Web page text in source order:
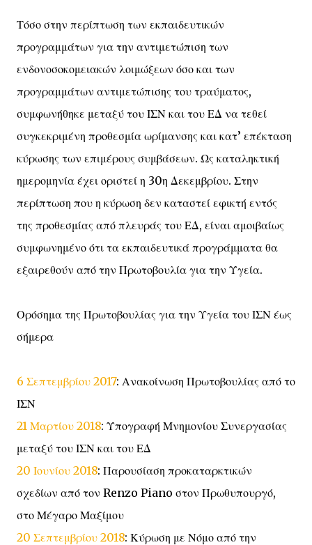
Τόσο στην περίπτωση των εκπαιδευτικών
προγραμμάτων για την αντιμετώπιση των
ενδονοσοκομειακών λοιμώξεων όσο και των
προγραμμάτων αντιμετώπισης του τραύματος,
συμφωνήθηκε μεταξύ του ΙΣΝ και του ΕΔ να τεθεί
συγκεκριμένη προθεσμία ωρίμανσης και κατ’ επέκταση
κύρωσης των επιμέρους συμβάσεων. Ως καταληκτική
ημερομηνία έχει οριστεί η 30η Δεκεμβρίου. Στην
περίπτωση που η κύρωση δεν καταστεί εφικτή εντός
της προθεσμίας από πλευράς του ΕΔ, είναι αμοιβαίως
συμφωνημένο ότι τα εκπαιδευτικά προγράμματα θα
εξαιρεθούν από την Πρωτοβουλία για την Υγεία.
Ορόσημα της Πρωτοβουλίας για την Υγεία του ΙΣΝ έως
σήμερα
6 Σεπτεμβρίου 2017: Ανακοίνωση Πρωτοβουλίας από το
ΙΣΝ
21 Μαρτίου 2018: Υπογραφή Μνημονίου Συνεργασίας
μεταξύ του ΙΣΝ και του ΕΔ
20 Ιουνίου 2018: Παρουσίαση προκαταρκτικών
σχεδίων από τον Renzo Piano στον Πρωθυπουργό,
στο Μέγαρο Μαξίμου
20 Σεπτεμβρίου 2018: Κύρωση με Νόμο από την